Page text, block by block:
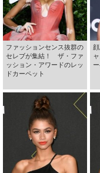
ファッションセンス抜群の
セレブが集結！ ザ・ファ
ッション・アワードのレッ
ドカーペット